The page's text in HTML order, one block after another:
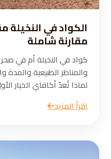
الكواد في النخيلة
مقارنة شاملة
كواد في النخيلة أم في
والمناظر الطبيعية والمدة
لماذا تُعدّ أكافاي الخيار
اقرأ المزيد